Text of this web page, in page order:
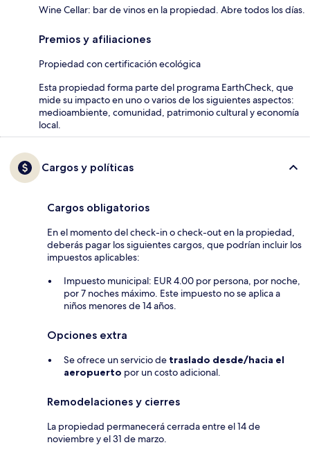
Wine Cellar: bar de vinos en la propiedad. Abre todos los días.
Premios y afiliaciones
Propiedad con certificación ecológica
Esta propiedad forma parte del programa EarthCheck, que
mide su impacto en uno o varios de los siguientes aspectos:
medioambiente, comunidad, patrimonio cultural y economía
local.
Cargos y políticas
Cargos obligatorios
En el momento del check-in o check-out en la propiedad,
deberás pagar los siguientes cargos, que podrían incluir los
impuestos aplicables:
Impuesto municipal: EUR 4.00 por persona, por noche,
por 7 noches máximo. Este impuesto no se aplica a
niños menores de 14 años.
Opciones extra
Se ofrece un servicio de traslado desde/hacia el
aeropuerto por un costo adicional.
Remodelaciones y cierres
La propiedad permanecerá cerrada entre el 14 de
noviembre y el 31 de marzo.